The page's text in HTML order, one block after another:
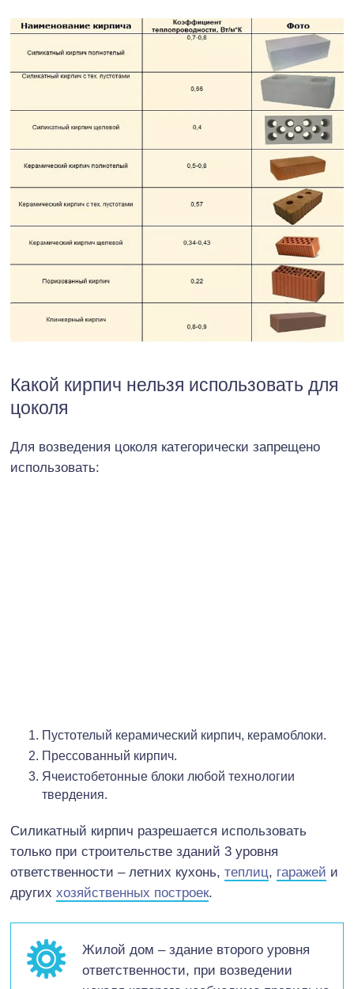
Какой кирпич нельзя использовать для
цоколя
Для возведения цоколя категорически запрещено
использовать:
Пустотелый керамический кирпич, керамоблоки.
Прессованный кирпич.
Ячеистобетонные блоки любой технологии
твердения.
Силикатный кирпич разрешается использовать
только при строительстве зданий 3 уровня
ответственности – летних кухонь, теплиц, гаражей и
других хозяйственных построек.
Жилой дом – здание второго уровня
ответственности, при возведении